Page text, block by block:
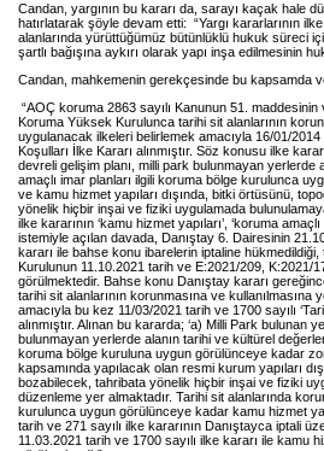
Candan, yargının bu kararı da, sarayı kaçak hale
hatırlatarak şöyle devam etti: “Yargı kararlarının
alanlarında yürüttüğümüz bütünlüklü hukuk süreci
şartlı bağışına aykırı olarak yapı inşa edilmesinin
Candan, mahkemenin gerekçesinde bu kapsamda
“AOÇ koruma 2863 sayılı Kanunun 51. maddesinin
Koruma Yüksek Kurulunca tarihi sit alanlarının
uygulanacak ilkeleri belirlemek amacıyla 16/01/2014
Koşulları İlke Kararı alınmıştır. Söz konusu ilke
devreli gelişim planı, milli park bulunmayan
amaçlı imar planları ilgili koruma bölge kurulunca
ve kamu hizmet yapıları dışında, bitki örtüsünü,
yönelik hiçbir inşai ve fiziki uygulamada
ilke kararının ‘kamu hizmet yapıları’, ‘koruma
istemiyle açılan davada, Danıştay 6. Dairesinin
kararı ile bahse konu ibarelerin iptaline
Kurulunun 11.10.2021 tarih ve E:2021/209, K:2021/
görülmektedir. Bahse konu Danıştay kararı
tarihi sit alanlarının korunmasına ve
amacıyla bu kez 11/03/2021 tarih ve 1700 sayılı
alınmıştır. Alınan bu kararda; ‘a) Milli Park bulunan
bulunmayan yerlerde alanın tarihi ve kültürel
koruma bölge kuruluna uygun görülünceye kadar
kapsamında yapılacak olan resmi kurum yapıları
bozabilecek, tahribata yönelik hiçbir inşai ve fiziki
düzenleme yer almaktadır. Tarihi sit alanlarında
kurulunca uygun görülünceye kadar kamu hizmet
tarih ve 271 sayılı ilke kararının Danıştayca iptali
11.03.2021 tarih ve 1700 sayılı ilke kararı ile kamu